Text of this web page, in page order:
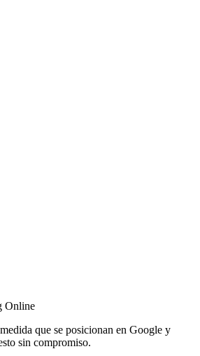
Online
que se posicionan en Google y
sin compromiso.